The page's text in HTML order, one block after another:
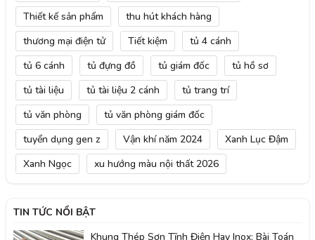
Thiết kế sản phẩm
thu hút khách hàng
thương mại điện tử
Tiết kiệm
tủ 4 cánh
tủ 6 cánh
tủ đựng đồ tủ giám đốc
tủ hồ sơ
tủ tài liệu
tủ tài liệu 2 cánh
tủ trang trí
tủ văn phòng
tủ văn phòng giám đốc
tuyển dụng gen z
Vận khí năm 2024
Xanh Lục Đậm
Xanh Ngọc
xu hướng màu nội thất 2026
TIN TỨC NỔI BẬT
Khung Thép Sơn Tĩnh Điện Hay Inox: Bài Toán